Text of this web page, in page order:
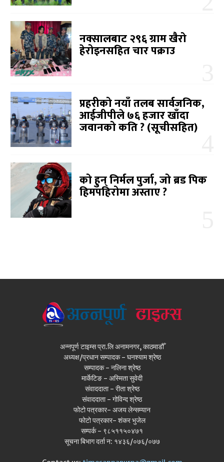
नक्सालबाट २९६ ग्राम खैरो
हेरोइनसहित चार पक्राउ
प्रहरीको नयाँ तलब सार्वजनिक,
आईजीपीले ७६ हजार खाँदा
जवानको कति ? (सूचीसहित)
को हुन् निर्मल पुर्जा, जो ब्रड पिक
हिमपहिरोमा अस्ताए ?
अन्नपूर्ण टाइम्स प्रा.लि अनामनगर, काठमाडौँ
अध्यक्ष/प्रधान सम्पादक - घनश्याम श्रेष्ठ
सम्पादक - नलिना श्रेष्ठ
मार्केटिङ - अस्मिता सुवेदी
संवाददाता - रीता श्रेष्ठ
संवाददाता - गोविन्द श्रेष्ठ
फोटो पत्रकार- अजय लेन्सम्यान
फोटो पत्रकार- शंकर भुजेल
सम्पर्क - ९८५११५०४७१
सूचना बिभाग दर्ता न: १४३६/०७६/०७७